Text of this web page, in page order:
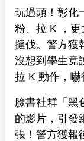
玩過頭！彰化
粉、拉 K ，
撻伐。警方獲
沒想到學生竟
拉 K 動作，嚇
臉書社群「黑
的影片，引發
張！警方獲報